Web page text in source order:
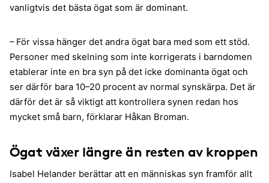
vanligtvis det bästa ögat som är dominant.
– För vissa hänger det andra ögat bara med som ett stöd.
Personer med skelning som inte korrigerats i barndomen
etablerar inte en bra syn på det icke dominanta ögat och
ser därför bara 10–20 procent av normal synskärpa. Det är
därför det är så viktigt att kontrollera synen redan hos
mycket små barn, förklarar Håkan Broman.
Ögat växer längre än resten av kroppen
Isabel Helander berättar att en människas syn framför allt